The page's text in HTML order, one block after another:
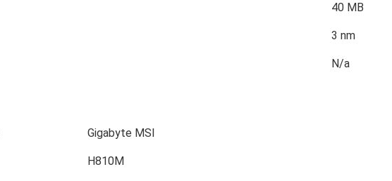
40 MB
3 nm
N/a
Gigabyte MSI
H810M